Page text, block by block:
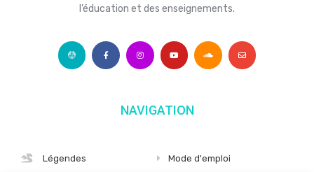
l’éducation et des enseignements.
NAVIGATION
Légendes Mode d'emploi